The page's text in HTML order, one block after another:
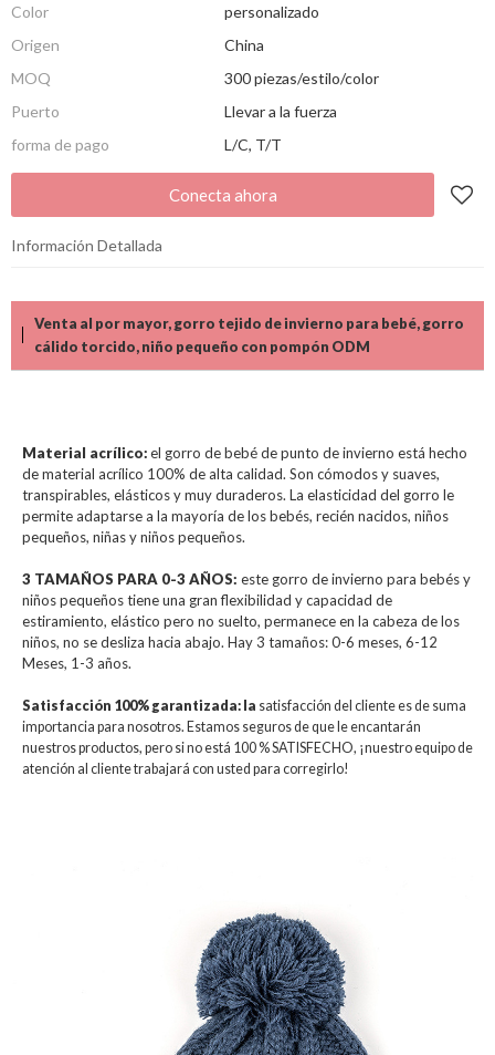
Color
personalizado
Origen
China
MOQ
300 piezas/estilo/color
Puerto
Llevar a la fuerza
forma de pago
L/C, T/T
Conecta ahora
Información Detallada
Venta al por mayor, gorro tejido de invierno para bebé, gorro
cálido torcido, niño pequeño con pompón ODM
Material acrílico:el gorro de bebé de punto de invierno está hecho
de material acrílico 100% de alta calidad. Son cómodos y suaves,
transpirables, elásticos y muy duraderos. La elasticidad del gorro le
permite adaptarse a la mayoría de los bebés, recién nacidos, niños
pequeños, niñas y niños pequeños.
3 TAMAÑOS PARA 0-3 AÑOS: este gorro de invierno para bebés y
niños pequeños tiene una gran flexibilidad y capacidad de
estiramiento, elástico pero no suelto, permanece en la cabeza de los
niños, no se desliza hacia abajo. Hay 3 tamaños: 0-6 meses, 6-12
Meses, 1-3 años.
Satisfacción 100% garantizada: la satisfacción del cliente es de suma
importancia para nosotros. Estamos seguros de que le encantarán
nuestros productos, pero si no está 100 % SATISFECHO, ¡nuestro equipo de
atención al cliente trabajará con usted para corregirlo!